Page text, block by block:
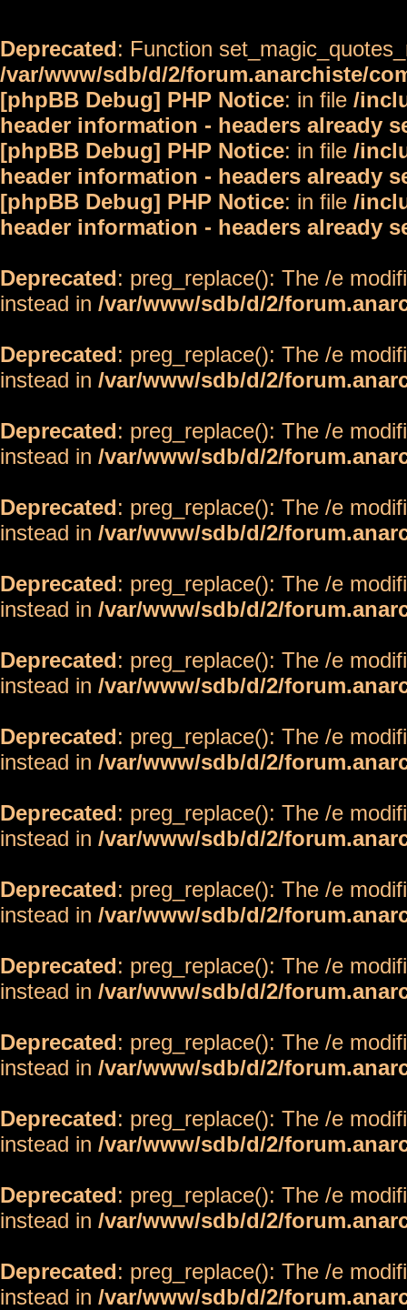
Deprecated: Function
/var/www/sdb/d/2/forum.anarchiste/
[phpBB Debug] PHP Notice: in file /
header information - headers already
[phpBB Debug] PHP Notice: in file /
header information - headers already
[phpBB Debug] PHP Notice: in file /
header information - headers already
Deprecated: preg_replace(): The /e
instead in /var/www/sdb/d/2/
Deprecated: preg_replace(): The /e
instead in /var/www/sdb/d/2/
Deprecated: preg_replace(): The /e
instead in /var/www/sdb/d/2/
Deprecated: preg_replace(): The /e
instead in /var/www/sdb/d/2/
Deprecated: preg_replace(): The /e
instead in /var/www/sdb/d/2/
Deprecated: preg_replace(): The /e
instead in /var/www/sdb/d/2/
Deprecated: preg_replace(): The /e
instead in /var/www/sdb/d/2/
Deprecated: preg_replace(): The /e
instead in /var/www/sdb/d/2/
Deprecated: preg_replace(): The /e
instead in /var/www/sdb/d/2/
Deprecated: preg_replace(): The /e
instead in /var/www/sdb/d/2/
Deprecated: preg_replace(): The /e
instead in /var/www/sdb/d/2/
Deprecated: preg_replace(): The /e
instead in /var/www/sdb/d/2/
Deprecated: preg_replace(): The /e
instead in /var/www/sdb/d/2/
Deprecated: preg_replace(): The /e
instead in /var/www/sdb/d/2/